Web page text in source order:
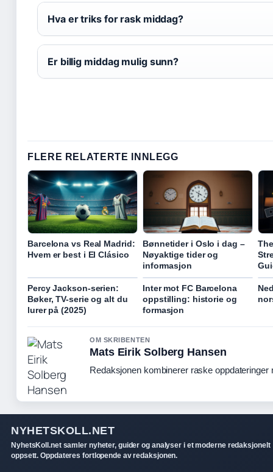
Hva er triks for rask middag?
Er billig middag mulig sunn?
FLERE RELATERTE INNLEGG
Barcelona vs Real Madrid:
Hvem er best i El Clásico
Bønnetider i Oslo i dag –
Nøyaktige tider og
informasjon
Percy Jackson-serien:
Bøker, TV-serie og alt du
lurer på (2025)
Inter mot FC Barcelona
oppstilling: historie og
formasjon
OM SKRIBENTEN
Mats Eirik Solberg Hansen
Redaksjonen kombinerer raske oppdateringer
NYHETSKOLL.NET
NyhetsKoll.net samler nyheter, guider og analyser i et moderne redaksjonelt
oppsett. Oppdateres fortlopende av redaksjonen.